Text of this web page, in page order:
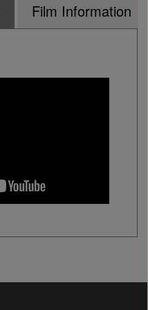
Film Information